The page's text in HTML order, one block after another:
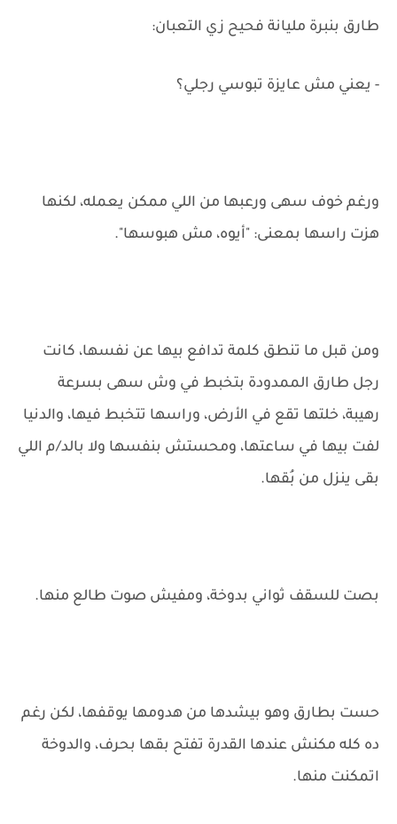
طارق بنبرة مليانة فحيح زي التعبان:
- يعني مش عايزة تبوسي رجلي؟
ورغم خوف سهى ورعبها من اللي ممكن يعمله، لكنها
هزت راسها بمعنى: "أيوه، مش هبوسها".
ومن قبل ما تنطق كلمة تدافع بيها عن نفسها، كانت
رجل طارق الممدودة بتخبط في وش سهى بسرعة
رهيبة، خلتها تقع في الأرض، وراسها تتخبط فيها، والدنيا
لفت بيها في ساعتها، ومحستش بنفسها ولا بالد/م اللي
بقى ينزل من بُقها.
بصت للسقف ثواني بدوخة، ومفيش صوت طالع منها.
حست بطارق وهو بيشدها من هدومها يوقفها، لكن رغم
ده كله مكنش عندها القدرة تفتح بقها بحرف، والدوخة
اتمكنت منها.